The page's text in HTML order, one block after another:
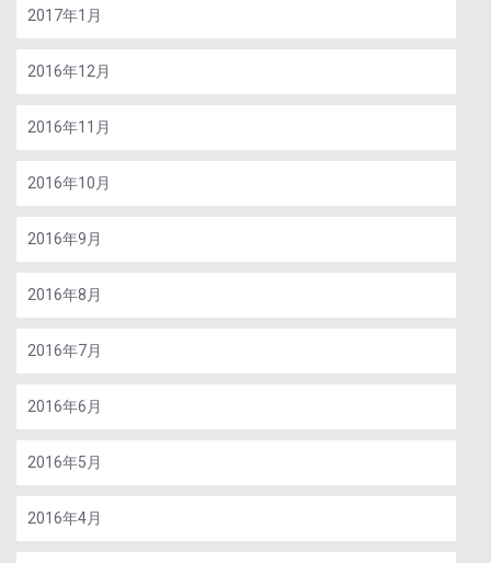
2017年1月
2016年12月
2016年11月
2016年10月
2016年9月
2016年8月
2016年7月
2016年6月
2016年5月
2016年4月